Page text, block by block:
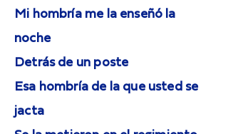
Mi hombría me la enseñó la
noche
Detrás de un poste
Esa hombría de la que usted se
jacta